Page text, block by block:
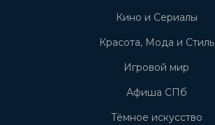
Кино и Сериалы
Красота, Мода и Стиль
Игровой мир
Афиша СПб
Тёмное искусство